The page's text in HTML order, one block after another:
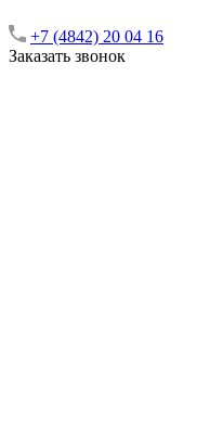
+7 (4842) 20 04 16
Заказать звонок